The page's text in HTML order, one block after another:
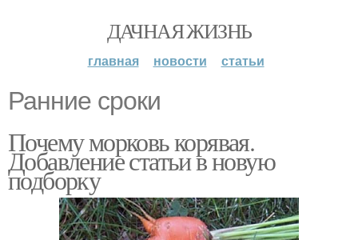
ДАЧНАЯ ЖИЗНЬ
главная новости статьи
Ранние сроки
Почему морковь корявая.
Добавление статьи в новую
подборку